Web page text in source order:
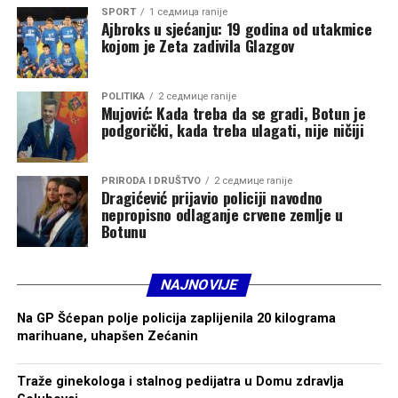
SPORT 1 седмица ranije
Ajbroks u sjećanju: 19 godina od utakmice
kojom je Zeta zadivila Glazgov
POLITIKA 2 седмице ranije
Mujović: Kada treba da se gradi, Botun je
podgorički, kada treba ulagati, nije ničiji
PRIRODA I DRUŠTVO 2 седмице ranije
Dragićević prijavio policiji navodno
nepropisno odlaganje crvene zemlje u
Botunu
NAJNOVIJE
Na GP Šćepan polje policija zaplijenila 20 kilograma
marihuane, uhapšen Zećanin
Traže ginekologa i stalnog pedijatra u Domu zdravlja